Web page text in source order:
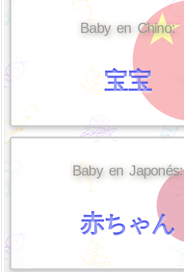
Baby en Chino:
宝宝
Baby en Japonés:
赤ちゃん